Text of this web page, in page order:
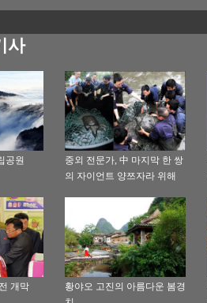
사
공원
중외 전문가, 中 마지막 한 쌍
의 자이언트 양쯔자라 위해
개막
황야오 고진의 아름다운 봄경